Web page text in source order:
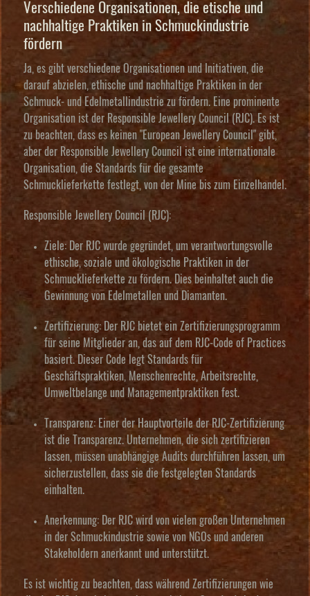
Verschiedene Organisationen, die etische und
nachhaltige Praktiken in Schmuckindustrie
fördern
Ja, es gibt verschiedene Organisationen und Initiativen, die
darauf abzielen, ethische und nachhaltige Praktiken in der
Schmuck- und Edelmetallindustrie zu fördern. Eine prominente
Organisation ist der Responsible Jewellery Council (RJC) . Es ist
zu beachten, dass es keinen "European Jewellery Council" gibt,
aber der Responsible Jewellery Council ist eine internationale
Organisation, die Standards für die gesamte
Schmucklieferkette festlegt, von der Mine bis zum Einzelhandel.
Responsible Jewellery Council (RJC):
Ziele: Der RJC wurde gegründet, um verantwortungsvolle
ethische, soziale und ökologische Praktiken in der
Schmucklieferkette zu fördern. Dies beinhaltet auch die
Gewinnung von Edelmetallen und Diamanten.
Zertifizierung: Der RJC bietet ein Zertifizierungsprogramm
für seine Mitglieder an, das auf dem RJC-Code of Practices
basiert. Dieser Code legt Standards für
Geschäftspraktiken, Menschenrechte, Arbeitsrechte,
Umweltbelange und Managementpraktiken fest.
Transparenz: Einer der Hauptvorteile der RJC-Zertifizierung
ist die Transparenz. Unternehmen, die sich zertifizieren
lassen, müssen unabhängige Audits durchführen lassen, um
sicherzustellen, dass sie die festgelegten Standards
einhalten.
Anerkennung: Der RJC wird von vielen großen Unternehmen
in der Schmuckindustrie sowie von NGOs und anderen
Stakeholdern anerkannt und unterstützt.
Es ist wichtig zu beachten, dass während Zertifizierungen wie